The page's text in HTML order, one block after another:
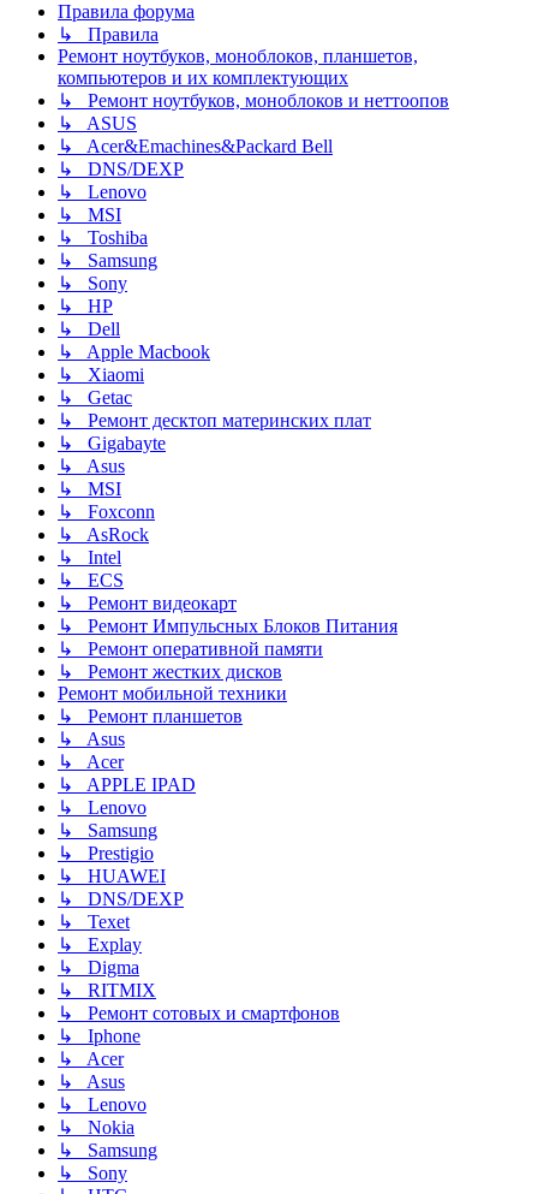
Правила форума
↳ Правила
Ремонт ноутбуков, моноблоков, планшетов,
компьютеров и их комплектующих
↳ Ремонт ноутбуков, моноблоков и неттоопов
↳ ASUS
↳ Acer&Emachines&Packard Bell
↳ DNS/DEXP
↳ Lenovo
↳ MSI
↳ Toshiba
↳ Samsung
↳ Sony
↳ HP
↳ Dell
↳ Apple Macbook
↳ Xiaomi
↳ Getac
↳ Ремонт десктоп материнских плат
↳ Gigabayte
↳ Asus
↳ MSI
↳ Foxconn
↳ AsRock
↳ Intel
↳ ECS
↳ Ремонт видеокарт
↳ Ремонт Импульсных Блоков Питания
↳ Ремонт оперативной памяти
↳ Ремонт жестких дисков
Ремонт мобильной техники
↳ Ремонт планшетов
↳ Asus
↳ Acer
↳ APPLE IPAD
↳ Lenovo
↳ Samsung
↳ Prestigio
↳ HUAWEI
↳ DNS/DEXP
↳ Texet
↳ Explay
↳ Digma
↳ RITMIX
↳ Ремонт сотовых и смартфонов
↳ Iphone
↳ Acer
↳ Asus
↳ Lenovo
↳ Nokia
↳ Samsung
↳ Sony